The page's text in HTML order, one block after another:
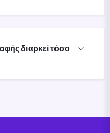
διαρκεί τόσο